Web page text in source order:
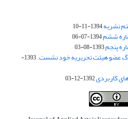
نشریه1394-11-10
ششم1394-07-06
پنجم1393-08-03
عضو هیئت تحریریه خود نشست.
1393-
کاربردی1392-12-03